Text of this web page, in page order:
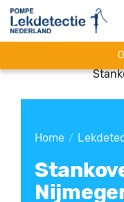
Home /